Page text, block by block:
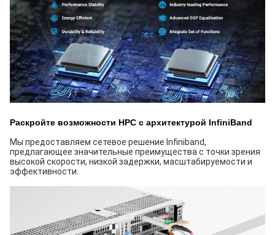
Раскройте возможности HPC с архитектурой InfiniBand
Мы предоставляем сетевое решение Infiniband,
предлагающее значительные преимущества с точки зрения
высокой скорости, низкой задержки, масштабируемости и
эффективности.